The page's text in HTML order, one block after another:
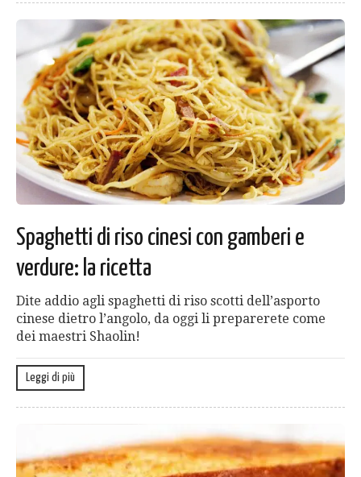
Spaghetti di riso cinesi con gamberi e
verdure: la ricetta
Dite addio agli spaghetti di riso scotti dell’asporto
cinese dietro l’angolo, da oggi li preparerete come
dei maestri Shaolin!
Leggi di più